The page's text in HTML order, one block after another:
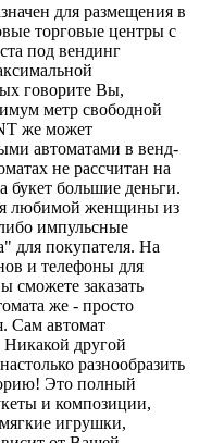
для размещения в
торговые центры с
под вендинг
говорите Вы,
метр свободной
же может
автоматами в венд-
не рассчитан на
букет большие деньги.
любимой женщины из
импульсные
для покупателя. На
и телефоны для
сможете заказать
же - просто
Сам автомат
другой
разнообразить
Это полный
и композиции,
игрушки,